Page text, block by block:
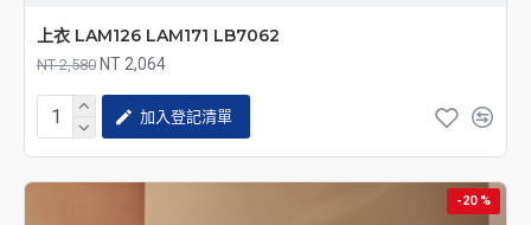
上衣 LAM126 LAM171 LB7062
NT 2,580 NT 2,064
加入登記清單
-20 %